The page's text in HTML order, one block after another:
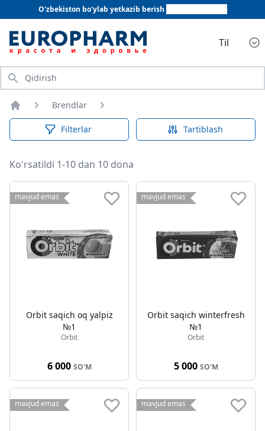
O'zbekiston bo'ylab yetkazib berish
Til
Qidirish
Bosh sahifa
Brendlar
Filterlar Tartiblash
Ko'rsatildi 1-10 dan 10 dona
mavjud emas
Orbit saqich oq yalpiz
№1
Orbit
6 000 SO'M
mavjud emas
Orbit saqich winterfresh
№1
Orbit
5 000 SO'M
mavjud emas mavjud emas